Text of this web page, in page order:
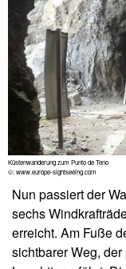
Küstenwanderung zum Punto de Teno
©: www.europe-sightseeing.com
Nun passiert der
sechs
erreicht. Am Fuße
sichtbarer Weg,